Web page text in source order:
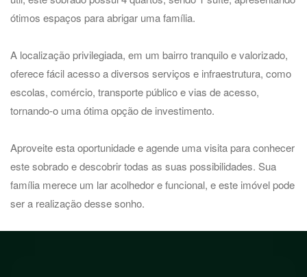
ótimos espaços para abrigar uma família.
A localização privilegiada, em um bairro tranquilo e valorizado,
oferece fácil acesso a diversos serviços e infraestrutura, como
escolas, comércio, transporte público e vias de acesso,
tornando-o uma ótima opção de investimento.
Aproveite esta oportunidade e agende uma visita para conhecer
este sobrado e descobrir todas as suas possibilidades. Sua
família merece um lar acolhedor e funcional, e este imóvel pode
ser a realização desse sonho.